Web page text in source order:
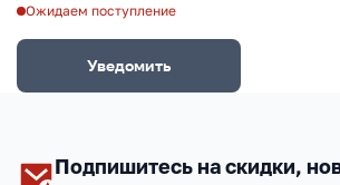
Ожидаем поступление
Уведомить
Подпишитесь на скидки,